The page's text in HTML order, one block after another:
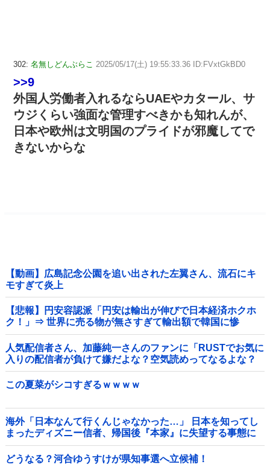
302: 名無しどんぶらこ 2025/05/17(土) 19:55:33.36 ID:FVxtGkBD0
>>9
外国人労働者入れるならUAEやカタール、サ
ウジくらい強面な管理すべきかも知れんが、
日本や欧州は文明国のプライドが邪魔してで
きないからな
【動画】広島記念公園を追い出された左翼さん、流石にキ
モすぎて炎上
【悲報】円安容認派「円安は輸出が伸びで日本経済ホクホ
ク！」⇒ 世界に売る物が無さすぎて輸出額で韓国に惨
敗・・・
人気配信者さん、加藤純一さんのファンに「RUSTでお気に
入りの配信者が負けて嫌だよな？空気読めってなるよな？
その結果がVCR。お前らVCR向いてるよ」→大炎上他
この夏菜がシコすぎるｗｗｗｗ
海外「日本なんて行くんじゃなかった…」 日本を知ってし
まったディズニー信者、帰国後『本家』に失望する事態に
どうなる？河合ゆうすけが県知事選へ立候補！